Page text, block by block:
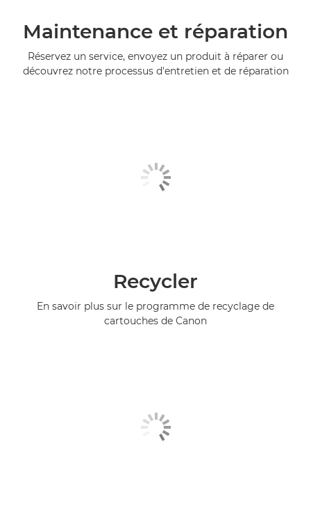
Maintenance et réparation
Réservez un service, envoyez un produit à réparer ou
découvrez notre processus d'entretien et de réparation
Recycler
En savoir plus sur le programme de recyclage de
cartouches de Canon